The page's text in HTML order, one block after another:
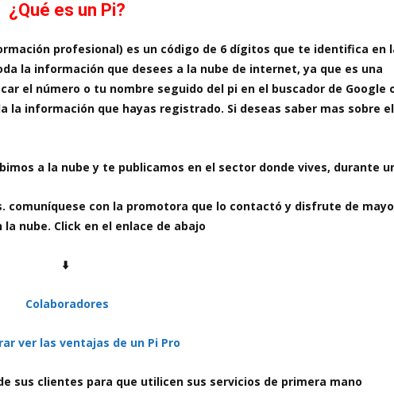
¿Qué es un Pi?
profesional) es un código de 6 dígitos que te identifica en
la información que desees a la nube de internet, ya que es una
el número o tu nombre seguido del pi en el buscador de Google
información que hayas registrado. Si deseas saber mas sobre el
a la nube y te publicamos en el sector donde vives, durante
comuníquese con la promotora que lo contactó y disfrute de
nube. Click en el enlace de abajo
⬇️
Colaboradores
ver las ventajas de un Pi Pro
sus clientes para que utilicen sus servicios de primera mano